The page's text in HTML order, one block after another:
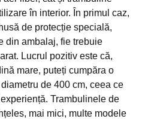
în interior. În primul caz,
de protecție specială,
din ambalaj, fie trebuie
Lucrul pozitiv este că,
mare, puteți cumpăra o
de 400 cm, ceea ce
Trambulinele de
mai mici, multe modele